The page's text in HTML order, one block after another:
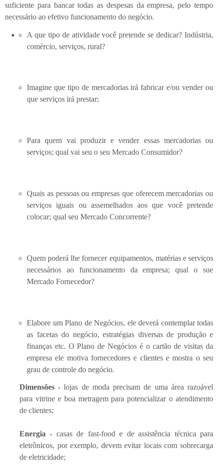
suficiente para bancar todas as despesas da empresa, pelo tempo
necessário ao efetivo funcionamento do negócio.
A que tipo de atividade você pretende se dedicar? Indústria,
comércio, serviços, rural?
Imagine que tipo de mercadorias irá fabricar e/ou vender ou
que serviços irá prestar;
Para quem vai produzir e vender essas mercadorias ou
serviços; qual vai seu o seu Mercado Consumidor?
Quais as pessoas ou empresas que oferecem mercadorias ou
serviços iguais ou assemelhados aos que você pretende
colocar; qual seu Mercado Concorrente?
Quem poderá lhe fornecer equipamentos, matérias e serviços
necessários ao funcionamento da empresa; qual o sue
Mercado Fornecedor?
Elabore um Plano de Negócios, ele deverá contemplar todas
as facetas do negócio, estratégias diversas de produção e
finanças etc. O Plano de Negócios é o cartão de visitas da
empresa ele motiva fornecedores e clientes e mostra o seu
grau de controle do negócio.
Dimensões -lojas de moda precisam de uma área razoável
para vitrine e boa metragem para potencializar o atendimento
de clientes;
Energia - casas de fast-food e de assistência técnica para
eletrônicos, por exemplo, devem evitar locais com sobrecarga
de eletricidade;